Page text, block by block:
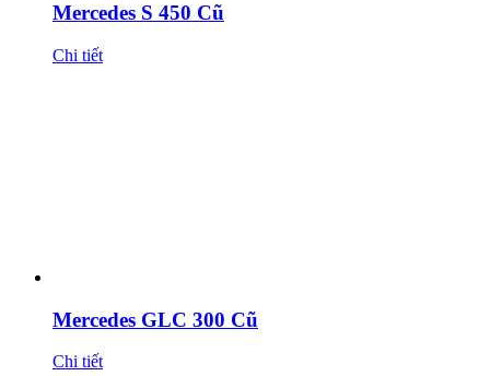
Mercedes S 450 Cũ
Chi tiết
Mercedes GLC 300 Cũ
Chi tiết